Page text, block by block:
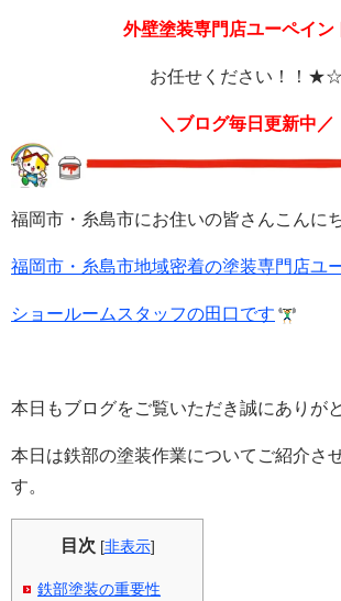
外壁塗装専門店ユーペイン
お任せください！！★☆
＼ブログ毎日更新中／
福岡市・糸島市にお住いの皆さんこんに
福岡市・糸島市地域密着の塗装専門店ユ
ショールームスタッフの田口です
本日もブログをご覧いただき誠にありが
本日は鉄部の塗装作業についてご紹介さ
す。
目次 [非表示]
鉄部塗装の重要性